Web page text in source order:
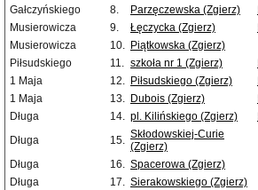
Gałczyńskiego
8. Parzęczewska (Zgierz)
Musierowicza
9. Łęczycka (Zgierz)
Musierowicza
10. Piątkowska (Zgierz)
Piłsudskiego
11. szkoła nr 1 (Zgierz)
1 Maja
12. Piłsudskiego (Zgierz)
1 Maja
13. Dubois (Zgierz)
Długa
14. pl. Kilińskiego (Zgierz)
Długa
15. Skłodowskiej-Curie
(Zgierz)
Długa
16. Spacerowa (Zgierz)
Długa
17. Sierakowskiego (Zgierz)